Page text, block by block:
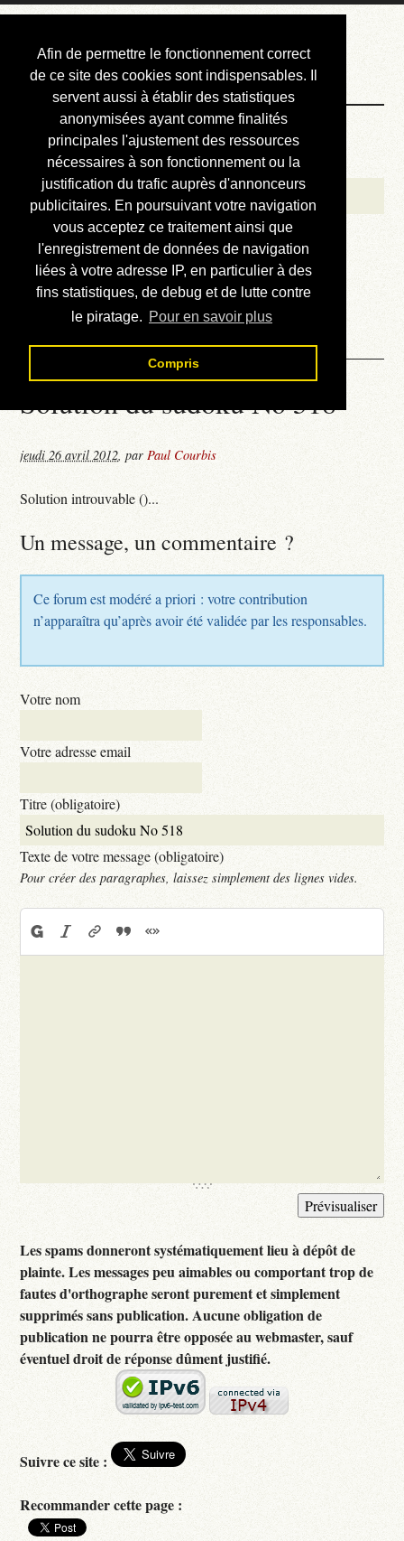
Afin de permettre le fonctionnement correct
de ce site des cookies sont indispensables. Il
servent aussi à établir des statistiques
anonymisées ayant comme finalités
principales l'ajustement des ressources
nécessaires à son fonctionnement ou la
justification du trafic auprès d'annonceurs
publicitaires. En poursuivant votre navigation
vous acceptez ce traitement ainsi que
l'enregistrement de données de navigation
liées à votre adresse IP, en particulier à des
fins statistiques, de debug et de lutte contre
le piratage. Pour en savoir plus
Compris
Courbis, « LE »
Blog Officiel
Bienvenue
Réalisations
Divers (et d’été)
Annonces
Liens externes
Téléchargement
Contact
Solution du sudoku No 518
jeudi 26 avril 2012,parPaul Courbis
Solution introuvable ()...
Un message, un commentaire ?
Ce forum est modéré a priori : votre contribution
n’apparaîtra qu’après avoir été validée par les responsables.
Votre nom
Votre adresse email
Titre (obligatoire)
Texte de votre message (obligatoire)
Pour créer des paragraphes, laissez simplement des lignes vides.
Les spams donneront systématiquement lieu à dépôt de
plainte. Les messages peu aimables ou comportant trop de
fautes d'orthographe seront purement et simplement
supprimés sans publication. Aucune obligation de
publication ne pourra être opposée au webmaster, sauf
éventuel droit de réponse dûment justifié.
Suivre ce site :
Recommander cette page :